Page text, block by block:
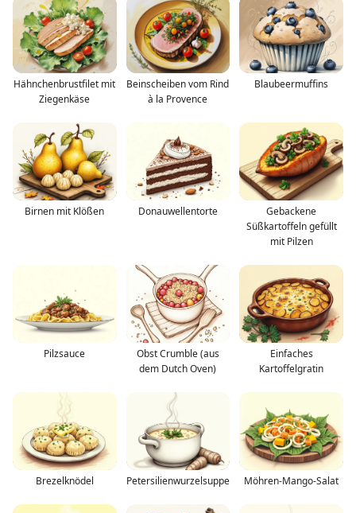
Hähnchenbrustfilet mit
Ziegenkäse
Beinscheiben vom Rind
à la Provence
Blaubeermuffins
Birnen mit Klößen Donauwellentorte
Gebackene
Süßkartoffeln gefüllt
mit Pilzen
Pilzsauce
Obst Crumble (aus
dem Dutch Oven)
Einfaches
Kartoffelgratin
Brezelknödel Petersilienwurzelsuppe Möhren-Mango-Salat